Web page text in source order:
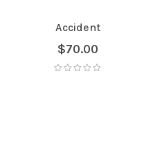
Accident
$70.00